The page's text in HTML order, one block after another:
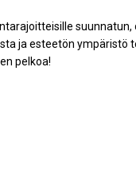
ja esteetön
pelkoa!